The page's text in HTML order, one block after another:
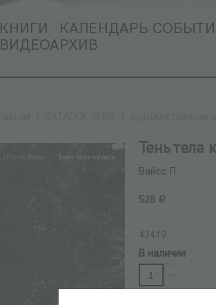
КНИГИ
КАЛЕНДАРЬ
ВИДЕОАРХИВ
Тень тела
Вайсс П.
528 Р
43419
В наличии